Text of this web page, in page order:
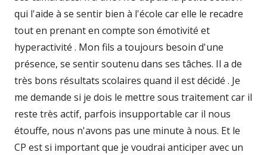
qui l'aide à se sentir bien à l'école car elle le recadre
tout en prenant en compte son émotivité et
hyperactivité . Mon fils a toujours besoin d'une
présence, se sentir soutenu dans ses tâches. Il a de
très bons résultats scolaires quand il est décidé . Je
me demande si je dois le mettre sous traitement car il
reste très actif, parfois insupportable car il nous
étouffe, nous n'avons pas une minute à nous. Et le
CP est si important que je voudrai anticiper avec un